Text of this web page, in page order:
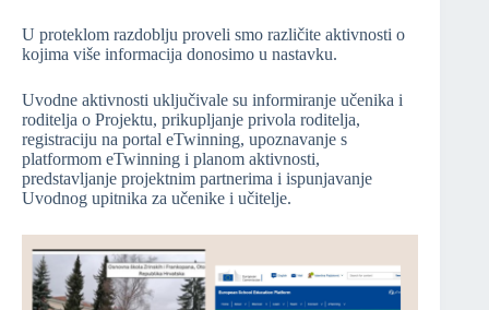
U proteklom razdoblju proveli smo različite aktivnosti o
kojima više informacija donosimo u nastavku.
Uvodne aktivnosti uključivale su informiranje učenika i
roditelja o Projektu, prikupljanje privola roditelja,
registraciju na portal eTwinning, upoznavanje s
platformom eTwinning i planom aktivnosti,
predstavljanje projektnim partnerima i ispunjavanje
Uvodnog upitnika za učenike i učitelje.